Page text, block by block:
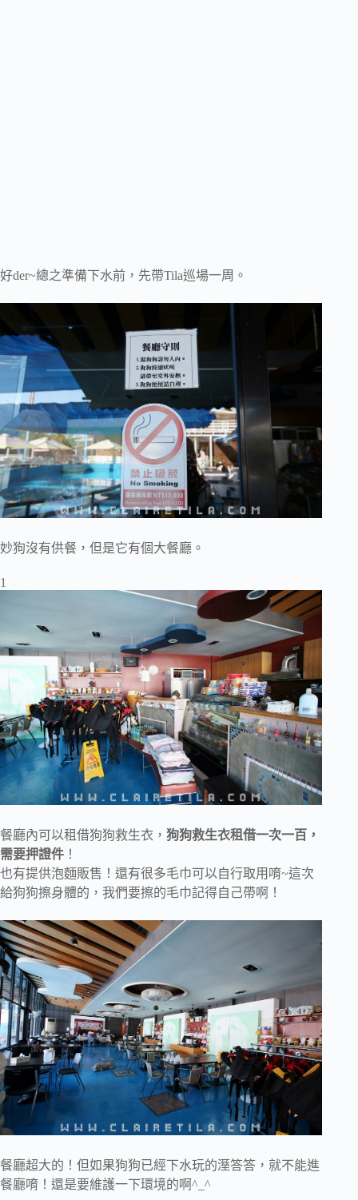
好der~總之準備下水前，先帶Tila巡場一周。
妙狗沒有供餐，但是它有個大餐廳。
1
餐廳內可以租借狗狗救生衣， 狗狗救生衣租借一次一百，
需要押證件 ！
也有提供泡麵販售！還有很多毛巾可以自行取用唷~這次
給狗狗擦身體的，我們要擦的毛巾記得自己帶啊！
餐廳超大的！但如果狗狗已經下水玩的溼答答，就不能進
餐廳唷！還是要維護一下環境的啊^_^